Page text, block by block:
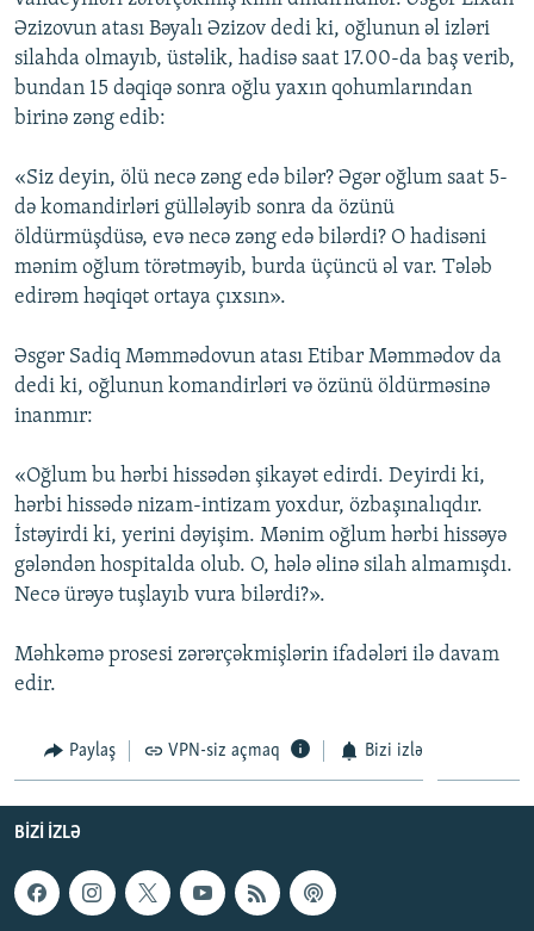
Əzizovun atası Bəyalı Əzizov dedi ki, oğlunun əl izləri
silahda olmayıb, üstəlik, hadisə saat 17.00-da baş verib,
bundan 15 dəqiqə sonra oğlu yaxın qohumlarından
birinə zəng edib:
«Siz deyin, ölü necə zəng edə bilər? Əgər oğlum saat 5-
də komandirləri güllələyib sonra da özünü
öldürmüşdüsə, evə necə zəng edə bilərdi? O hadisəni
mənim oğlum törətməyib, burda üçüncü əl var. Tələb
edirəm həqiqət ortaya çıxsın».
Əsgər Sadiq Məmmədovun atası Etibar Məmmədov da
dedi ki, oğlunun komandirləri və özünü öldürməsinə
inanmır:
«Oğlum bu hərbi hissədən şikayət edirdi. Deyirdi ki,
hərbi hissədə nizam-intizam yoxdur, özbaşınalıqdır.
İstəyirdi ki, yerini dəyişim. Mənim oğlum hərbi hissəyə
gələndən hospitalda olub. O, hələ əlinə silah almamışdı.
Necə ürəyə tuşlayıb vura bilərdi?».
Məhkəmə prosesi zərərçəkmişlərin ifadələri ilə davam
edir.
Paylaş VPN-siz açmaq Bizi izlə
BIZI IZLƏ